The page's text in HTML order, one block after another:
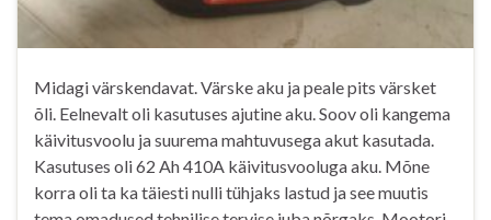
Midagi värskendavat. Värske aku ja peale pits värsket
õli. Eelnevalt oli kasutuses ajutine aku. Soov oli kangema
käivitusvoolu ja suurema mahtuvusega akut kasutada.
Kasutuses oli 62 Ah 410A käivitusvooluga aku. Mõne
korra oli ta ka täiesti nulli tühjaks lastud ja see muutis